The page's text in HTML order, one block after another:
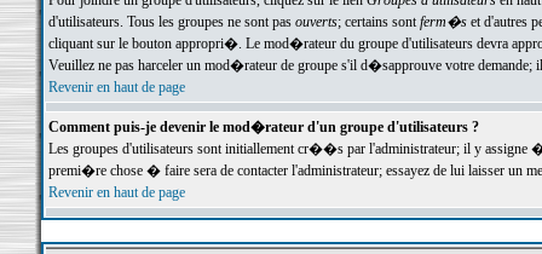
d'utilisateurs. Tous les groupes ne sont pas ouverts; certains sontferm�set d'autres
cliquant sur le bouton appropri�. Le mod�rateur du groupe d'utilisateurs devra
Veuillez ne pas harceler un mod�rateur de groupe s'il d�sapprouve votre demande;
Revenir en haut de page
Comment puis-je devenir le mod�rateur d'un groupe d'utilisateurs ?
Les groupes d'utilisateurs sont initiallement cr��s par l'administrateur; il y
premi�re chose � faire sera de contacter l'administrateur; essayez de lui laisser un
Revenir en haut de page